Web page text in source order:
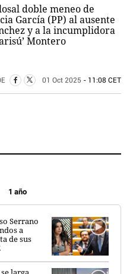
doble meneo de
García (PP) al ausente
y a la incumplidora
Montero
01 Oct 2025 - 11:08 CET
1 año
Serrano
a
de sus